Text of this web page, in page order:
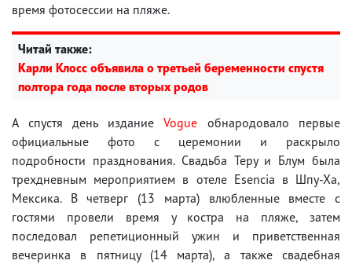
время фотосессии на пляже.
Читай также:
Карли Клосс объявила о третьей беременности спустя
полтора года после вторых родов
А спустя день издание Vogue обнародовало первые
официальные фото с церемонии и раскрыло
подробности празднования. Свадьба Теру и Блум была
трехдневным мероприятием в отеле Esencia в Шпу-Ха,
Мексика. В четверг (13 марта) влюбленные вместе с
гостями провели время у костра на пляже, затем
последовал репетиционный ужин и приветственная
вечеринка в пятницу (14 марта), а также свадебная